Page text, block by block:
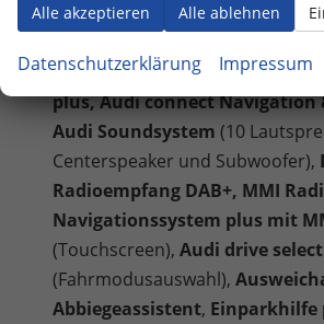
(Notrufsystem eCall), Audi
Farbdisplay, Bordcomputer),
plus, Audi connect
Audi Soundsystem (10
Centerspeaker und Subwoofer),
Radioempfang DAB+, MMI
Navigationssystem plus mit
(Touchscreen), Audi drive select
(Fahrmodusauswahl),
Abbiegeassistent, Einparkhilfe
Alle akzeptieren Alle ablehnen
Datenschutzerklärung Impressum